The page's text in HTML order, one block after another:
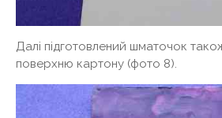
Далі підготовлений шматочок
поверхню картону (фото 8).